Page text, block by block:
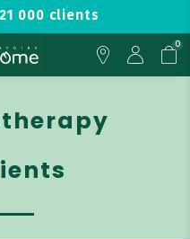
000 clients
0